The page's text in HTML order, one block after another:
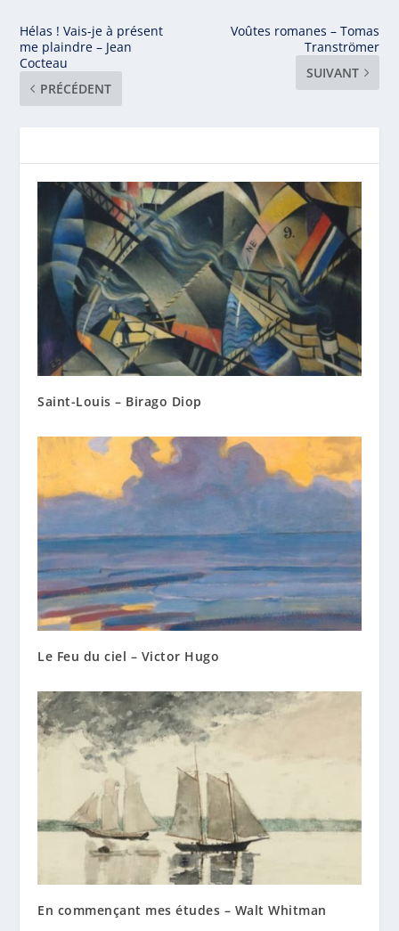
Hélas ! Vais-je à présent
me plaindre – Jean
Cocteau
PRÉCÉDENT
Voûtes romanes – Tomas
Tranströmer
SUIVANT
Saint-Louis – Birago Diop
Le Feu du ciel – Victor Hugo
En commençant mes études – Walt Whitman